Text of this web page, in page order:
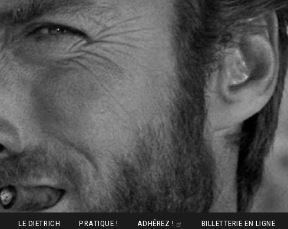
LE DIETRICH PRATIQUE ! ADHÉREZ ! BILLETTERIE EN LIGNE